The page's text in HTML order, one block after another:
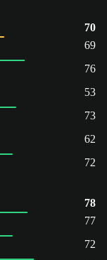
70
69
76
53
73
62
72
78
77
72